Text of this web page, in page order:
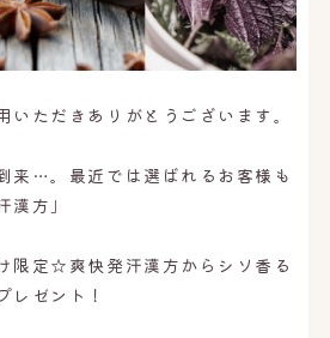
いただきありがとうございます。
来…。最近では選ばれるお客様も
方」
限定☆爽快発汗漢方からシソ香る
レゼント！